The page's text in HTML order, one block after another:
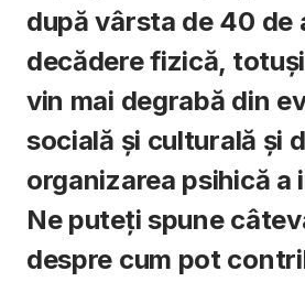
după vârsta de 40 de
decădere fizică,
vin mai degrabă din
socială și culturală și
organizarea psihică a
Ne puteți spune
despre cum pot